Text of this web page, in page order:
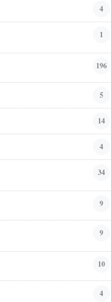
4
1
196
5
14
4
34
9
9
10
4